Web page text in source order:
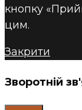
кнопку
цим.
Закрити
Зворотній